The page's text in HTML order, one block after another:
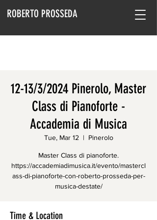
ROBERTO PROSSEDA
12-13/3/2024 Pinerolo, Master
Class di Pianoforte -
Accademia di Musica
Tue, Mar 12
  |
Pinerolo
Master Class di pianoforte.
https://accademiadimusica.it/evento/mastercl
ass-di-pianoforte-con-roberto-prosseda-per-
musica-destate/
Time & Location